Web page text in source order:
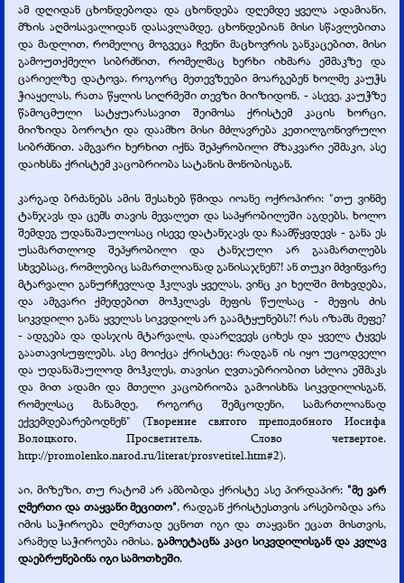
ამ დღიდან ცხონდებოდა და ცხონდება დღემდე ყველა ადამიანი,
მზის აღმოსავალიდან დასავლამდე. ცხონდებიან მისი სწავლებითა
და მადლით, რომელიც მოგვეცა ჩვენი მაცხოვრის განკაცებით, მისი
გამოუთქმელი სიბრძნით, რომელმაც ხერხი იხმარა ეშმაკზე და
ცარიელზე დატოვა. როგორც მეთევზეები მოარგებენ ხოლმე კაუჭს
ჭიაყელას, რათა წყლის სიღრმეში თევზი მიიზიდონ, - ასევე, კაუჭზე
წამოცმული სატყუარასავით შეიმოსა ქრისტემ კაცის ხორცი,
მიიზიდა ბოროტი და დაამხო მისი მძლავრება კეთილგონივრული
სიბრძნით. ამგვარი ხერხით იქნა შეპყრობილი მზაკვარი ეშმაკი, ასე
დაიხსნა ქრისტემ კაცობრიობა სატანის მონობისგან.
კარგად ბრძანებს ამის შესახებ წმიდა იოანე ოქროპირი: "თუ ვინმე
ტანჯავს და ცემს თავის მევალეთ და საპყრობილეში აგდებს, ხოლო
შემდეგ უდანაშაულოსაც ისევე დატანჯავს და ჩაამწყვდევს - განა ეს
უსამართლოდ შეპყრობილი და ტანჯული არ გაამართლებს
სხვებსაც, რომლებიც სამართლიანად განისაჯნენ?! ან თუკი მძვინვარე
მტარვალი განურჩევლად ჰკლავს ყველას, ვინც კი ხელში მოხვდება,
და ამგვარი ქმედებით მოჰკლავს მეფის წულსაც -
მეფის ძის
სიკვდილი განა ყველას სიკვდილს არ გაამტყუნებს?! რას იზამს მეფე?
- ადგება და დასჯის მტარვალს, დაარღვევს ციხეს და ყველა ტყვეს
გაათავისუფლებს. ასე მოიქცა ქრისტეც: რადგან ის იყო უცოდველი
და უდანაშაულოდ მოჰკლეს, თავისი ღვთაებრიობით სძლია ეშმაკს
და მით ადამი და მთელი კაცობრიობა გამოისხნა სიკვდილისგან,
რომელსაც მანამდე, როგორც შემცოდენი, სამართლიანად
ექვემდებარებოდნენ" (Творение святого преподобного Иосифа
Волоцкого. Просветитель. Слово четвертое.
http://promolenko.narod.ru/literat/prosvetitel.htm#2).
აი, მიზეზი, თუ რატომ არ ამბობდა ქრისტე ასე პირდაპირ: "მე ვარ
ღმერთი და თაყვანი მეცითო", რადგან ქრისტესთვის არსებობდა არა
იმის საჭიროება ღმერთად ეცნოთ იგი და თაყვანი ეცათ მისთვის,
არამედ საჭიროება იმისა, გამოეტაცნა კაცი სიკვდილისგან და კვლავ
დაებრუნებინა იგი სამოთხეში.